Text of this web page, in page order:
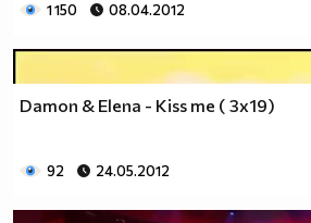
1 150 08.04.2012
Damon & Elena - Kiss me ( 3x19)
92 24.05.2012